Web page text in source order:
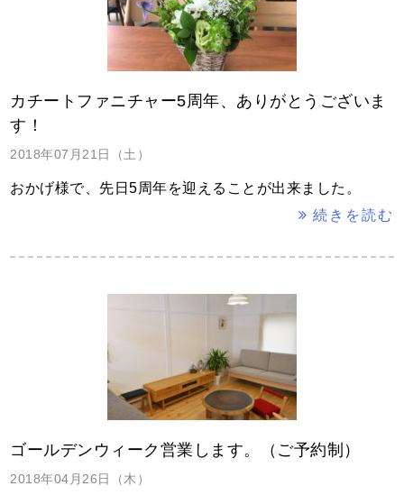
カチートファニチャー5周年、ありがとうございま
す！
2018年07月21日（土）
おかげ様で、先日5周年を迎えることが出来ました。
続きを読む
ゴールデンウィーク営業します。（ご予約制）
2018年04月26日（木）